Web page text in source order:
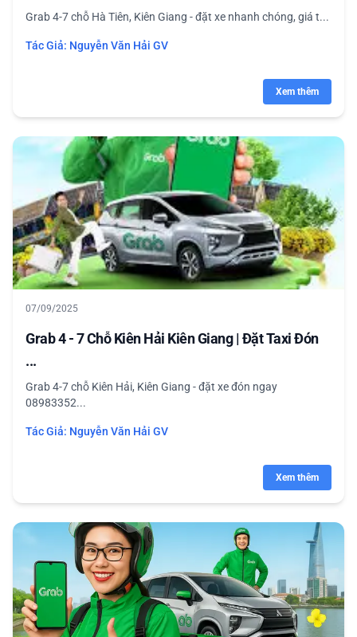
Grab 4-7 chỗ Hà Tiên, Kiên Giang - đặt xe nhanh chóng, giá t...
Tác Giả: Nguyễn Văn Hải GV
Xem thêm
07/09/2025
Grab 4 - 7 Chỗ Kiên Hải Kiên Giang | Đặt Taxi Đón
...
Grab 4-7 chỗ Kiên Hải, Kiên Giang - đặt xe đón ngay
08983352...
Tác Giả: Nguyễn Văn Hải GV
Xem thêm